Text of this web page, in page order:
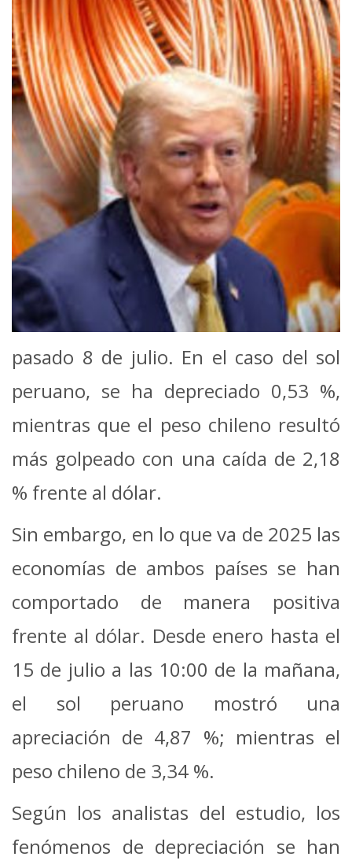
pasado 8 de julio. En el caso del sol
peruano, se ha depreciado 0,53 %,
mientras que el peso chileno resultó
más golpeado con una caída de 2,18
% frente al dólar.
Sin embargo, en lo que va de 2025 las
economías de ambos países se han
comportado de manera positiva
frente al dólar. Desde enero hasta el
15 de julio a las 10:00 de la mañana,
el sol peruano mostró una
apreciación de 4,87 %; mientras el
peso chileno de 3,34 %.
Según los analistas del estudio, los
fenómenos de depreciación se han